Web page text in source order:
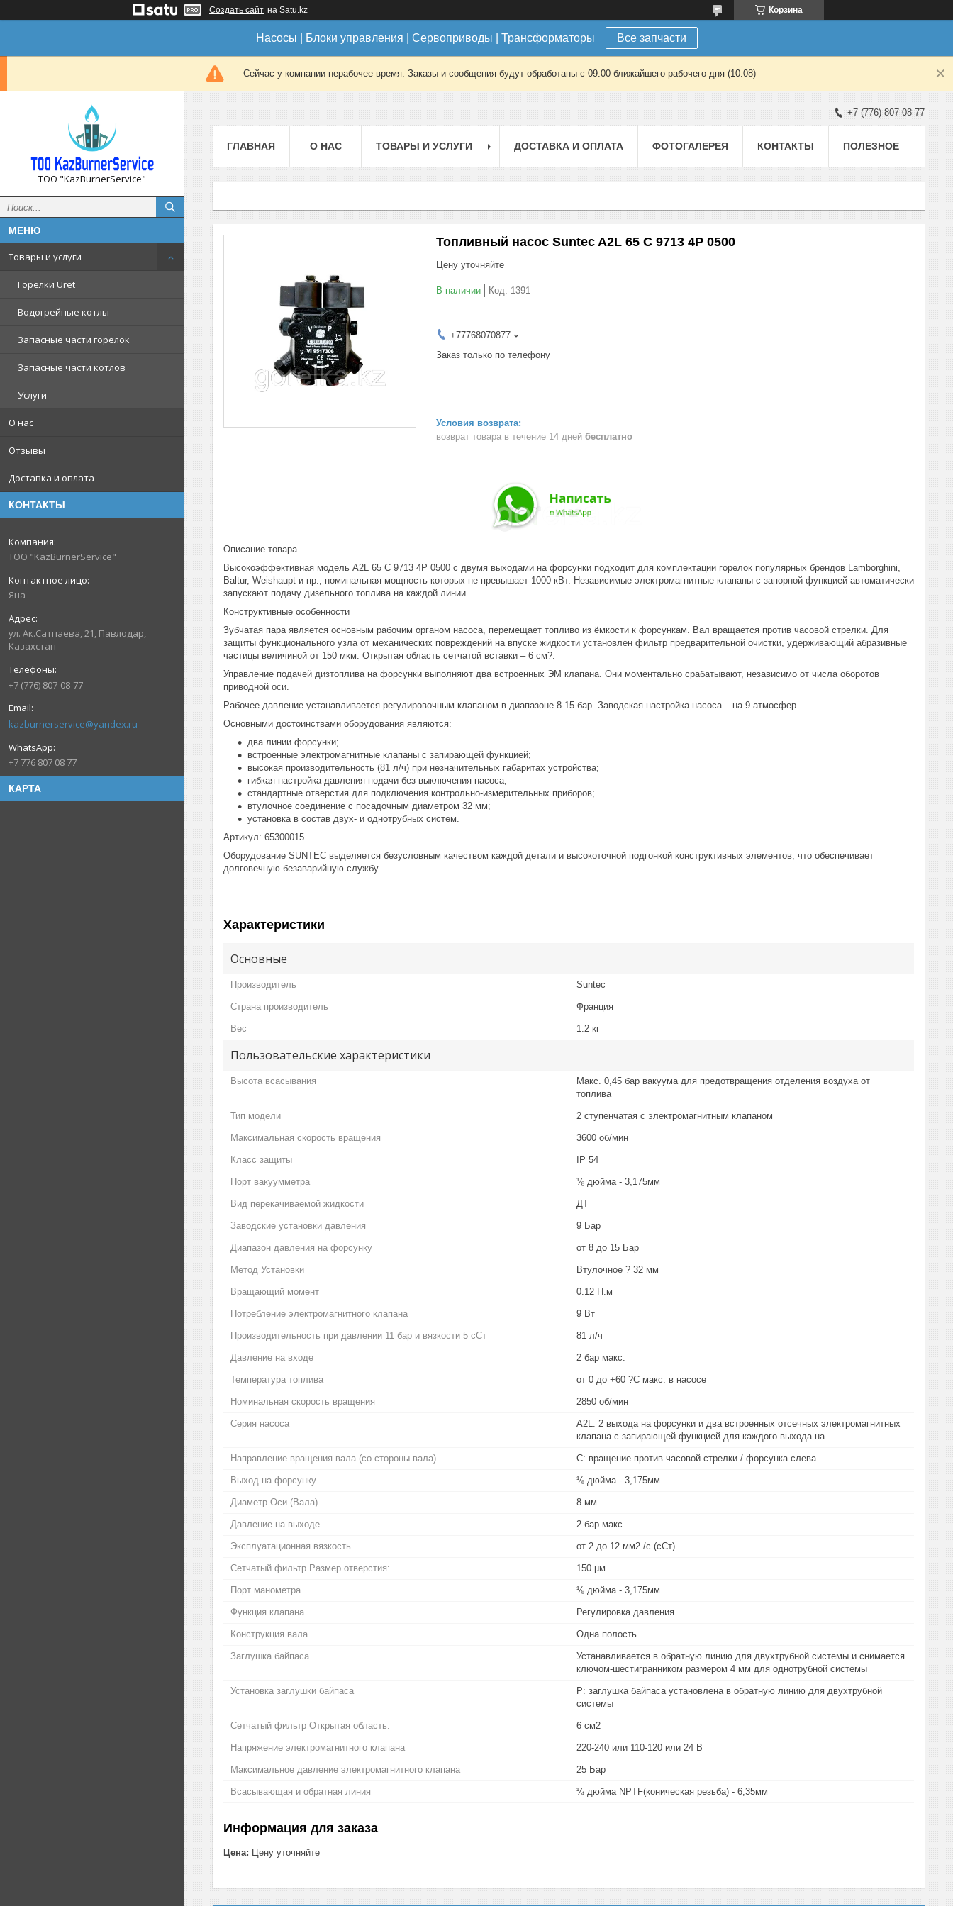
Создать сайт на Satu.kz Корзина
Насосы | Блоки управления | Сервоприводы | Трансформаторы Все запчасти
Сейчас у компании нерабочее время. Заказы и сообщения будут обработаны с 09:00 ближайшего рабочего дня (10.08)
ТОО "KazBurnerService"
Товары и услуги
Горелки Uret
Водогрейные котлы
Запасные части горелок
Запасные части котлов
Услуги
О нас
Отзывы
Доставка и оплата
КОНТАКТЫ
ТОО "KazBurnerService"
Яна
ул. Ак.Сатпаева, 21, Павлодар,
Казахстан
+7 (776) 807-08-77
kazburnerservice@yandex.ru
+7 776 807 08 77
КАРТА
+7 (776) 807-08-77
ГЛАВНАЯ О НАС ТОВАРЫ И УСЛУГИ ДОСТАВКА И ОПЛАТА ФОТОГАЛЕРЕЯ КОНТАКТЫ ПОЛЕЗНОЕ
Топливный насос Suntec A2L 65 C 9713 4P 0500
Цену уточняйте
В наличии Код: 1391
+77768070877
Заказ только по телефону
возврат товара в течение 14 дней бесплатно
Описание товара
Высокоэффективная модель A2L 65 C 9713 4P 0500 с двумя выходами на форсунки подходит для комплектации горелок популярных брендов Lamborghini,
Baltur, Weishaupt и пр., номинальная мощность которых не превышает 1000 кВт. Независимые электромагнитные клапаны с запорной функцией автоматически
запускают подачу дизельного топлива на каждой линии.
Конструктивные особенности
Зубчатая пара является основным рабочим органом насоса, перемещает топливо из ёмкости к форсункам. Вал вращается против часовой стрелки. Для
защиты функционального узла от механических повреждений на впуске жидкости установлен фильтр предварительной очистки, удерживающий абразивные
частицы величиной от 150 мкм. Открытая область сетчатой вставки – 6 см?.
Управление подачей дизтоплива на форсунки выполняют два встроенных ЭМ клапана. Они моментально срабатывают, независимо от числа оборотов
приводной оси.
Рабочее давление устанавливается регулировочным клапаном в диапазоне 8-15 бар. Заводская настройка насоса – на 9 атмосфер.
Основными достоинствами оборудования являются:
два линии форсунки;
встроенные электромагнитные клапаны с запирающей функцией;
высокая производительность (81 л/ч) при незначительных габаритах устройства;
гибкая настройка давления подачи без выключения насоса;
стандартные отверстия для подключения контрольно-измерительных приборов;
втулочное соединение с посадочным диаметром 32 мм;
установка в состав двух- и однотрубных систем.
Артикул: 65300015
Оборудование SUNTEC выделяется безусловным качеством каждой детали и высокоточной подгонкой конструктивных элементов, что обеспечивает
долговечную безаварийную службу.
Характеристики
Основные
Производитель Suntec
Страна производитель Франция
Вес 1.2 кг
Пользовательские характеристики
Высота всасывания
Макс. 0,45 бар вакуума для предотвращения отделения воздуха от
топлива
Тип модели 2 ступенчатая с электромагнитным клапаном
Максимальная скорость вращения 3600 об/мин
Класс защиты IP 54
Порт вакуумметра ⅛ дюйма - 3,175мм
Вид перекачиваемой жидкости ДТ
Заводские установки давления 9 Бар
Диапазон давления на форсунку от 8 до 15 Бар
Метод Установки Втулочное ? 32 мм
Вращающий момент 0.12 Н.м
Потребление электромагнитного клапана 9 Вт
Производительность при давлении 11 бар и вязкости 5 сСт 81 л/ч
Давление на входе 2 бар макс.
Температура топлива от 0 до +60 ?C макс. в насосе
Номинальная скорость вращения 2850 об/мин
Серия насоса
A2L: 2 выхода на форсунки и два встроенных отсечных электромагнитных
клапана с запирающей функцией для каждого выхода на
Направление вращения вала (со стороны вала) C: вращение против часовой стрелки / форсунка слева
Выход на форсунку ⅛ дюйма - 3,175мм
Диаметр Оси (Вала) 8 мм
Давление на выходе 2 бар макс.
Эксплуатационная вязкость от 2 до 12 мм2 /с (сСт)
Сетчатый фильтр Размер отверстия: 150 µм.
Порт манометра ⅛ дюйма - 3,175мм
Функция клапана Регулировка давления
Конструкция вала Одна полость
Заглушка байпаса
Устанавливается в обратную линию для двухтрубной системы и снимается
ключом-шестигранником размером 4 мм для однотрубной системы
Установка заглушки байпаса
P: заглушка байпаса установлена в обратную линию для двухтрубной
системы
Сетчатый фильтр Открытая область: 6 см2
Напряжение электромагнитного клапана 220-240 или 110-120 или 24 В
Максимальное давление электромагнитного клапана 25 Бар
Всасывающая и обратная линия ¼ дюйма NPTF(коническая резьба) - 6,35мм
Информация для заказа
Цена: Цену уточняйте